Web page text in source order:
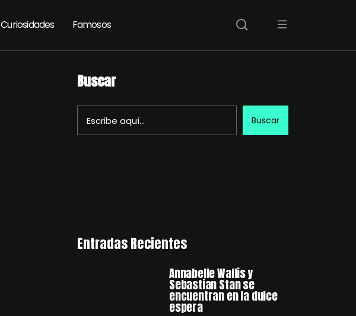
Curiosidades Famosos
Buscar
Buscar
Entradas Recientes
Annabelle Wallis y
Sebastian Stan se
encuentran en la dulce
espera